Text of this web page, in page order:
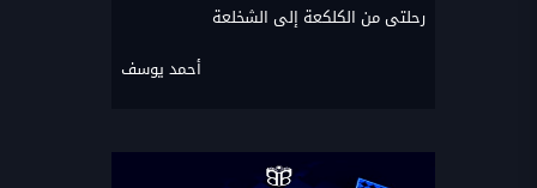
رحلتى من الكلكعة إلى الشخلعة
أحمد يوسف